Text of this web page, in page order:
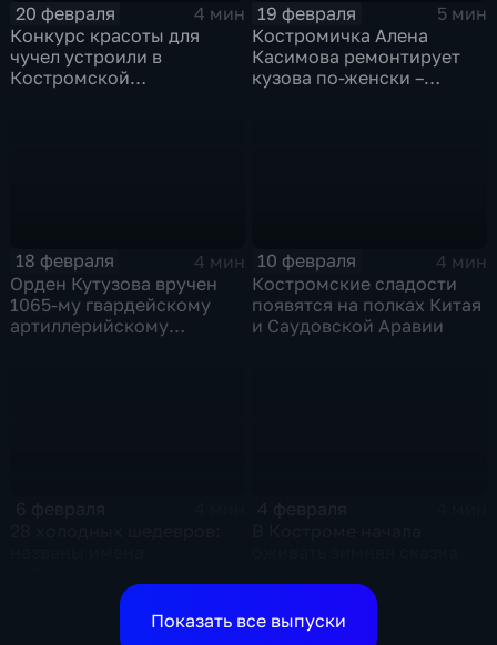
20 февраля
4 мин
Конкурс красоты для
чучел устроили в
Костромской
19 февраля
5 мин
Костромичка Алена
Касимова ремонтирует
кузова по-женски –
18 февраля
4 мин
Орден Кутузова вручен
1065-му гвардейскому
артиллерийскому
10 февраля
4 мин
Костромские сладости
появятся на полках Китая
и Саудовской Аравии
«Кострома – зимняя
Показать все выпуски